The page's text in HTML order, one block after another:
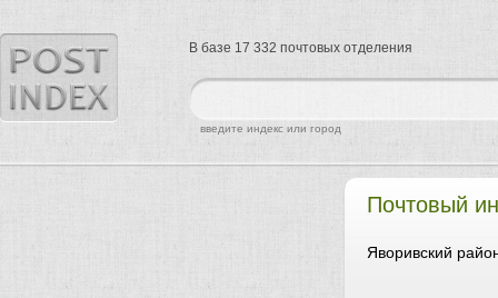
Почтовый
Яворивский
найти
введите индекс или город
В базе 17 332 почтовых отделения